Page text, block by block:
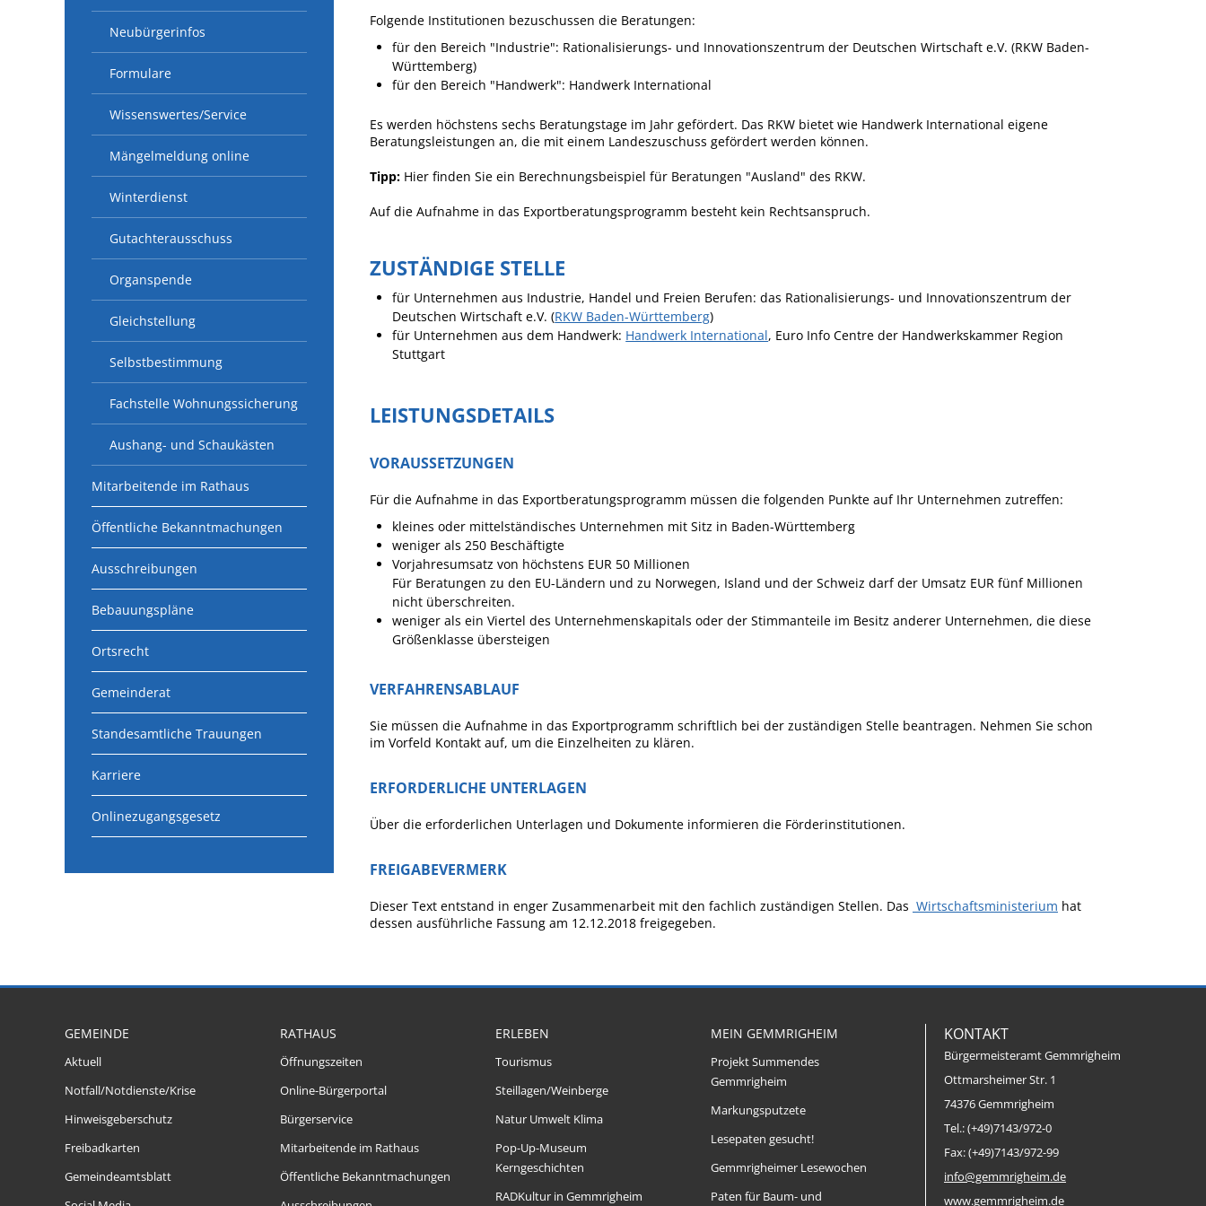
Häckselplatz
Friedhof
Kläranlage
Neubürgerinfos
Formulare
Wissenswertes/Service
Mängelmeldung online
Winterdienst
Gutachterausschuss
Organspende
Gleichstellung
Selbstbestimmung
Fachstelle Wohnungssicherung
Aushang- und Schaukästen
Mitarbeitende im Rathaus
Öffentliche Bekanntmachungen
Ausschreibungen
Bebauungspläne
Ortsrecht
Gemeinderat
Standesamtliche Trauungen
Karriere
Onlinezugangsgesetz
Folgende Institutionen bezuschussen die Beratungen:
für den Bereich "Industrie": Rationalisierungs- und Innovationszentrum der Deutschen Wirtschaft e.V. (RKW Baden-
Württemberg)
für den Bereich "Handwerk": Handwerk International
Es werden höchstens sechs Beratungstage im Jahr gefördert. Das RKW bietet wie Handwerk International eigene
Beratungsleistungen an, die mit einem Landeszuschuss gefördert werden können.
Tipp: Hier finden Sie ein Berechnungsbeispiel für Beratungen "Ausland" des RKW.
Auf die Aufnahme in das Exportberatungsprogramm besteht kein Rechtsanspruch.
ZUSTÄNDIGE STELLE
für Unternehmen aus Industrie, Handel und Freien Berufen: das Rationalisierungs- und Innovationszentrum der
Deutschen Wirtschaft e.V. (RKW Baden-Württemberg)
für Unternehmen aus dem Handwerk: Handwerk International, Euro Info Centre der Handwerkskammer Region
Stuttgart
LEISTUNGSDETAILS
VORAUSSETZUNGEN
Für die Aufnahme in das Exportberatungsprogramm müssen die folgenden Punkte auf Ihr Unternehmen zutreffen:
kleines oder mittelständisches Unternehmen mit Sitz in Baden-Württemberg
weniger als 250 Beschäftigte
Vorjahresumsatz von höchstens EUR 50 Millionen
Für Beratungen zu den EU-Ländern und zu Norwegen, Island und der Schweiz darf der Umsatz EUR fünf Millionen
nicht überschreiten.
weniger als ein Viertel des Unternehmenskapitals oder der Stimmanteile im Besitz anderer Unternehmen, die diese
Größenklasse übersteigen
VERFAHRENSABLAUF
Sie müssen die Aufnahme in das Exportprogramm schriftlich bei der zuständigen Stelle beantragen. Nehmen Sie schon
im Vorfeld Kontakt auf, um die Einzelheiten zu klären.
ERFORDERLICHE UNTERLAGEN
Über die erforderlichen Unterlagen und Dokumente informieren die Förderinstitutionen.
FREIGABEVERMERK
Dieser Text entstand in enger Zusammenarbeit mit den fachlich zuständigen Stellen. Das Wirtschaftsministerium hat
dessen ausführliche Fassung am 12.12.2018 freigegeben.
GEMEINDE
Aktuell
Notfall/Notdienste/Krise
Hinweisgeberschutz
Freibadkarten
Gemeindeamtsblatt
RATHAUS
Öffnungszeiten
Online-Bürgerportal
Bürgerservice
Mitarbeitende im Rathaus
Öffentliche Bekanntmachungen
ERLEBEN
Tourismus
Steillagen/Weinberge
Natur Umwelt Klima
Pop-Up-Museum
Kerngeschichten
RADKultur in Gemmrigheim
MEIN GEMMRIGHEIM
Projekt Summendes
Gemmrigheim
Markungsputzete
Lesepaten gesucht!
Gemmrigheimer Lesewochen
Paten für Baum- und
KONTAKT
Bürgermeisteramt Gemmrigheim
Ottmarsheimer Str. 1
74376 Gemmrigheim
Tel.: (+49)7143/972-0
Fax: (+49)7143/972-99
info@gemmrigheim.de
www.gemmrigheim.de